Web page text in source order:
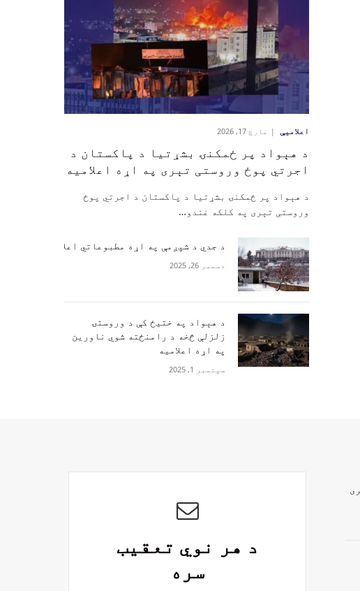
اعلامیې مارچ 17, 2026
‏د هېواد پر ځمکنۍ بشړتیا د پاکستان د
اجرتي پوځ وروستی تېری په اړه اعلامیه
‏د هېواد پر ځمکنۍ بشړتیا د پاکستان د اجرتي پوځ
وروستی تېری په کلکه غندو…
د جدي د شپږمې په اړه مطبوعاتي اعلامیه
دسمبر 26, 2025
‏د هېواد په ختیځ کې د وروستۍ
زلزلې څخه د رامنځته شوي ناورین
په اړه اعلامیه
سپتمبر 1, 2025
د هر نوي تعقیب
سره